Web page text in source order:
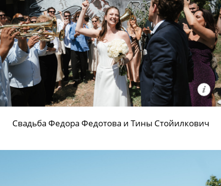
Свадьба Федора Федотова и Тины Стойилкович